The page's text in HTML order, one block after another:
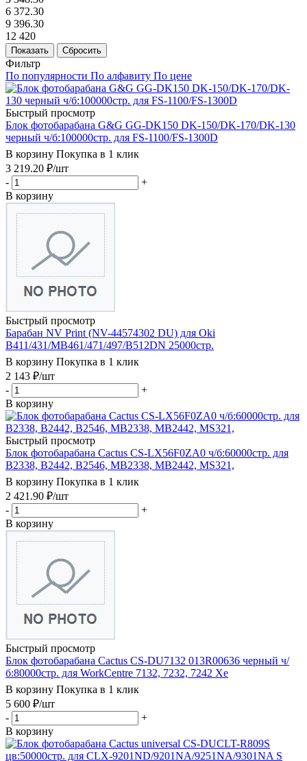
6 372.30
9 396.30
12 420
Показать Сбросить
Фильтр
По популярности По алфавиту По цене
Быстрый просмотр
Блок фотобарабана G&G GG-DK150 DK-150/DK-170/DK-130
черный ч/б:100000стр. для FS-1100/FS-1300D
В корзину Покупка в 1 клик
3 219.20 ₽/шт
-
+
В корзину
Быстрый просмотр
Барабан NV Print (NV-44574302 DU) для Oki
B411/431/MB461/471/497/B512DN 25000стр.
В корзину Покупка в 1 клик
2 143 ₽/шт
-
+
В корзину
Быстрый просмотр
Блок фотобарабана Cactus CS-LX56F0ZA0 ч/б:60000стр. для
B2338, B2442, B2546, MB2338, MB2442, MS321,
В корзину Покупка в 1 клик
2 421.90 ₽/шт
-
+
В корзину
Быстрый просмотр
Блок фотобарабана Cactus CS-DU7132 013R00636 черный ч/
б:80000стр. для WorkCentre 7132, 7232, 7242 Xe
В корзину Покупка в 1 клик
5 600 ₽/шт
-
+
В корзину